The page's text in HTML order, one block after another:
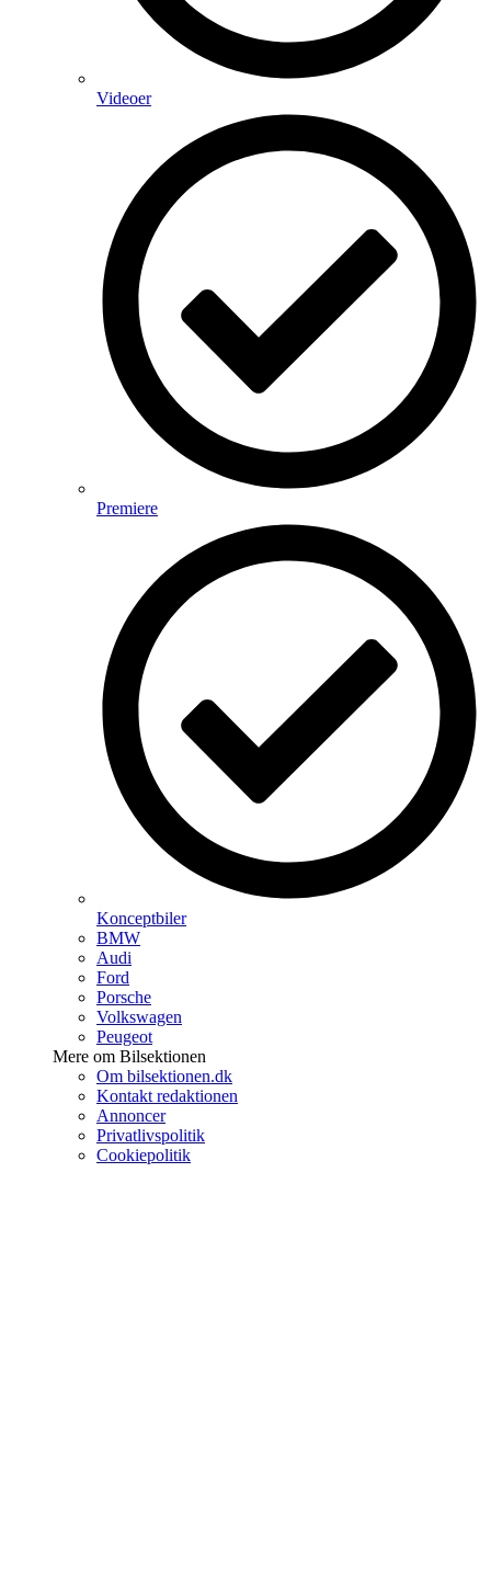
Videoer
Premiere
Konceptbiler
BMW
Audi
Ford
Porsche
Volkswagen
Peugeot
Mere om Bilsektionen
Om bilsektionen.dk
Kontakt redaktionen
Annoncer
Privatlivspolitik
Cookiepolitik